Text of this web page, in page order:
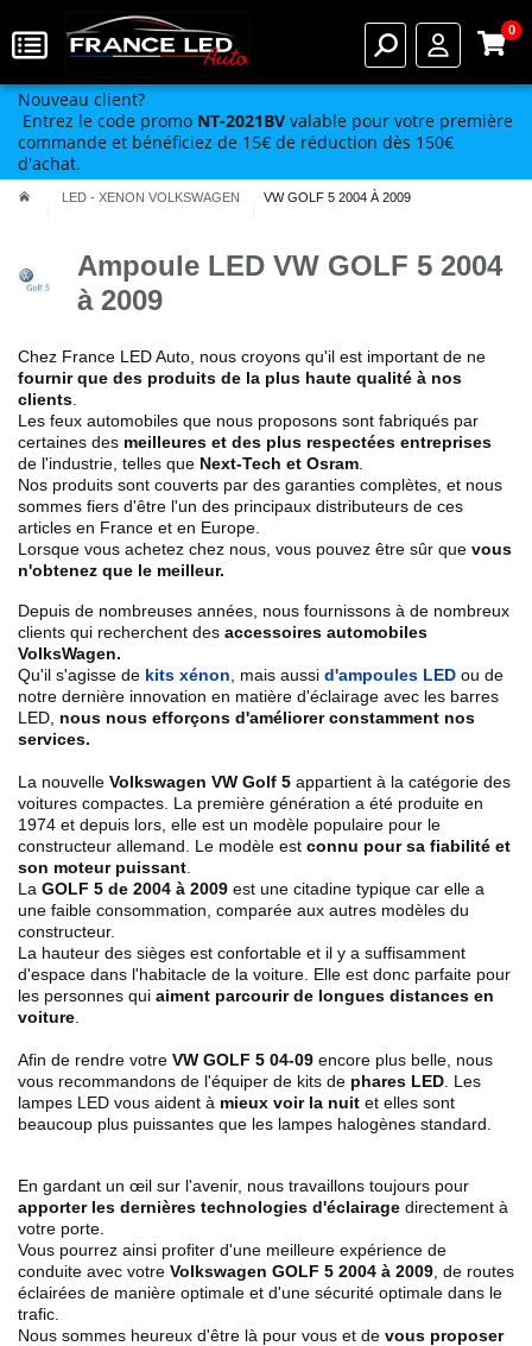
0
Nouveau client?
Entrez le code promo NT-2021BV valable pour votre première
commande et bénéficiez de 15€ de réduction dès 150€
d'achat.
LED - XENON VOLKSWAGEN VW GOLF 5 2004 À 2009
Ampoule LED VW GOLF 5 2004
à 2009
Chez France LED Auto, nous croyons qu'il est important de ne
fournir que des produits de la plus haute qualité à nos
clients
Les feux automobiles que nous proposons sont fabriqués par
certaines des meilleures et des plus respectées entreprises
de l'industrie, telles que Next-Tech et Osram
Nos produits sont couverts par des garanties complètes, et nous
sommes fiers d'être l'un des principaux distributeurs de ces
articles en France et en Europe.
Lorsque vous achetez chez nous, vous pouvez être sûr que vous
n'obtenez que le meilleur.
Depuis de nombreuses années, nous fournissons à de nombreux
clients qui recherchent des accessoires automobiles
VolksWagen.
Qu'il s'agisse de kits xénon , mais aussi d'ampoules LED ou de
notre dernière innovation en matière d'éclairage avec les barres
LED, nous nous efforçons d'améliorer constamment nos
services.
La nouvelle Volkswagen VW Golf 5 appartient à la catégorie des
voitures compactes. La première génération a été produite en
1974 et depuis lors, elle est un modèle populaire pour le
constructeur allemand. Le modèle est connu pour sa fiabilité et
son moteur puissant
La GOLF 5 de 2004 à 2009 est une citadine typique car elle a
une faible consommation, comparée aux autres modèles du
constructeur.
La hauteur des sièges est confortable et il y a suffisamment
d'espace dans l'habitacle de la voiture. Elle est donc parfaite pour
les personnes qui aiment parcourir de longues distances en
voiture
Afin de rendre votre VW GOLF 5 04-09 encore plus belle, nous
vous recommandons de l'équiper de kits de phares LED . Les
lampes LED vous aident à mieux voir la nuit et elles sont
beaucoup plus puissantes que les lampes halogènes standard.
En gardant un œil sur l'avenir, nous travaillons toujours pour
apporter les dernières technologies d'éclairage directement à
votre porte.
Vous pourrez ainsi profiter d'une meilleure expérience de
conduite avec votre Volkswagen GOLF 5 2004 à 2009 , de routes
éclairées de manière optimale et d'une sécurité optimale dans le
trafic.
Nous sommes heureux d'être là pour vous et de vous proposer